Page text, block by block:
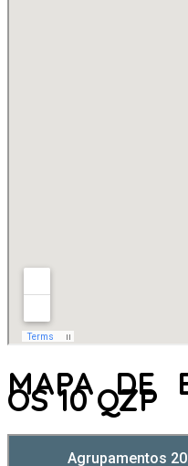
MAPA DE
OS 10 QZP